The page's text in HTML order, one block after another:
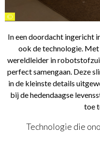
©
In een doordacht ingericht
ook de technologie. Met
wereldleider in
perfect samengaan. Deze
in de kleinste details
bij de hedendaagse
toe
Technologie die